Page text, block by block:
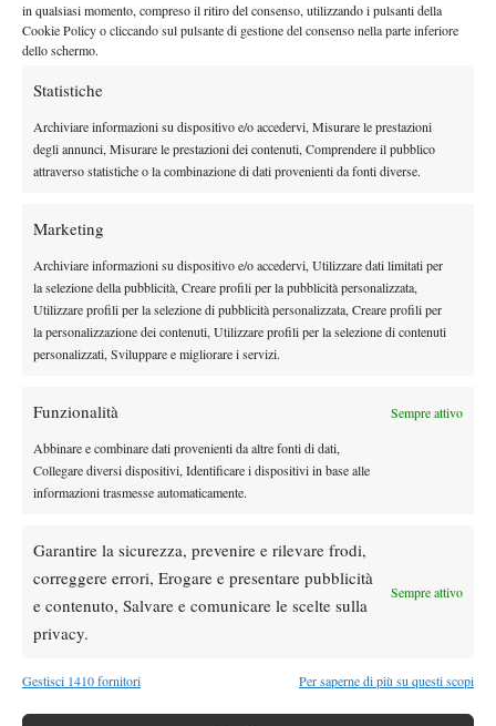
in qualsiasi momento, compreso il ritiro del consenso, utilizzando i pulsanti della
Cookie Policy o cliccando sul pulsante di gestione del consenso nella parte inferiore
dello schermo.
Statistiche
Archiviare informazioni su dispositivo e/o accedervi, Misurare le prestazioni
degli annunci, Misurare le prestazioni dei contenuti, Comprendere il pubblico
attraverso statistiche o la combinazione di dati provenienti da fonti diverse.
Marketing
Archiviare informazioni su dispositivo e/o accedervi, Utilizzare dati limitati per
la selezione della pubblicità, Creare profili per la pubblicità personalizzata,
Utilizzare profili per la selezione di pubblicità personalizzata, Creare profili per
la personalizzazione dei contenuti, Utilizzare profili per la selezione di contenuti
personalizzati, Sviluppare e migliorare i servizi.
Funzionalità Sempre attivo
Abbinare e combinare dati provenienti da altre fonti di dati,
Collegare diversi dispositivi, Identificare i dispositivi in base alle
informazioni trasmesse automaticamente.
Garantire la sicurezza, prevenire e rilevare frodi,
correggere errori, Erogare e presentare pubblicità
e contenuto, Salvare e comunicare le scelte sulla
privacy.
Sempre attivo
Gestisci 1410 fornitori Per saperne di più su questi scopi
DI TENDENZA
News
Tennis in TV
Masters 1000 Cincinnati 2026: a che ora e
dove vedere il sorteggio del tabellone
giocherà lo US Open, forse non lo vedremo
più nel 2026”
Facebook